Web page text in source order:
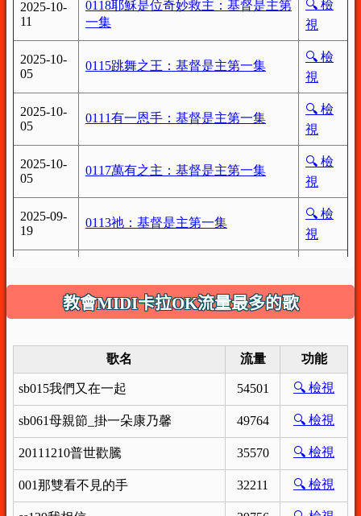
教會MIDI卡拉OK流量最多的歌